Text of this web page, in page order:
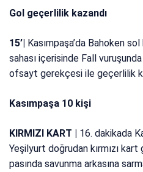
Gol geçerlilik kazandı
15’| Kasımpaşa’da Bahoken
sahası içerisinde Fall
ofsayt gerekçesi ile geçerlilik
Kasımpaşa 10 kişi
KIRMIZI KART | 16. dakikada
Yeşilyurt doğrudan kırmızı kart
pasında savunma arkasına